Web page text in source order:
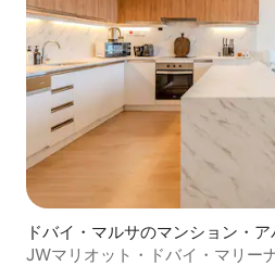
ドバイ・マルサのマンション・ア
JWマリオット・ドバイ・マリー